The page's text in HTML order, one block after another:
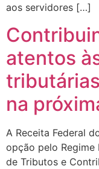
aos servidores […]
atentos
na
A Receita Federal
opção pelo Regime
de Tributos e